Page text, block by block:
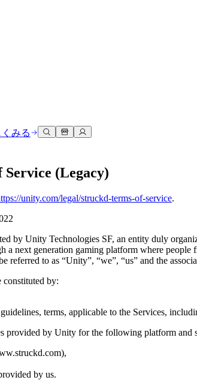
に2Dおよび3Dゲームを構築
イテレーション
のプラットフォームを見る
イブゲームオペレーション
トを構築およびレビューする
作成する
変換する
促進する
リファレンス
跡
ベント
サイダーに参加する
ベルアップ
イ
クティス
ト
く達成する
みる
Service (Legacy)
unity.com/legal/struckd-terms-of-service.
by Unity Technologies SF, an entity duly
a next generation gaming platform where
referred to as “Unity”, “we”, “us” and the
constituted by:
terms, applicable to the Services,
provided by Unity for the following platform and
by us.